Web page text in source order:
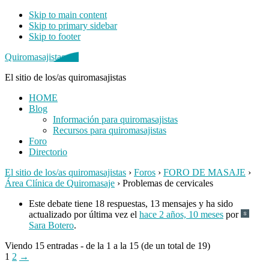
Skip to main content
Skip to primary sidebar
Skip to footer
Quiromasajistas.net
El sitio de los/as quiromasajistas
HOME
Blog
Información para quiromasajistas
Recursos para quiromasajistas
Foro
Directorio
El sitio de los/as quiromasajistas › Foros › FORO DE MASAJE ›
Área Clínica de Quiromasaje › Problemas de cervicales
Este debate tiene 18 respuestas, 13 mensajes y ha sido
actualizado por última vez el hace 2 años, 10 meses por
Sara Botero.
Viendo 15 entradas - de la 1 a la 15 (de un total de 19)
1 2 →